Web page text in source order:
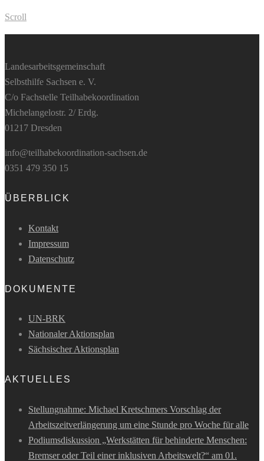
Scroll
Landesarbeitsgemeinschaft
Selbsthilfe Sachsen e. V.
C/o Fachstelle Teilhabekoordination
Michelangelostr. 2/ Erdg.
01217 Dresden
info@teilhabekoordination-sachsen.de
0351 479 350 15
ÜBERBLICK
Kontakt
Impressum
Datenschutz
DOKUMENTE
UN-BRK
Nationaler Aktionsplan
Sächsischer Aktionsplan
AKTUELLES
Stellungnahme: Michael Kretschmers Vorschlag der
Arbeitszeitverlängerung um eine Stunde pro Woche für alle
Podiumsdiskussion „Werkstätten für behinderte Menschen:
Bremser oder Teil einer inklusiven Arbeitswelt?“ am 01.